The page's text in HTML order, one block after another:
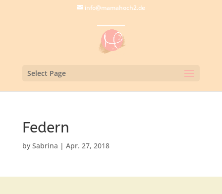
info@mamahoch2.de
Select Page
Federn
by Sabrina | Apr. 27, 2018